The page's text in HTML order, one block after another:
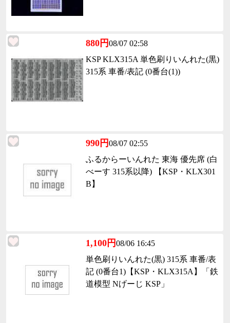
880円08/07 02:58
KSP KLX315A 単色刷りいんれた(黒)
315系 車番/表記 (0番台(1))
990円08/07 02:55
ふるからーいんれた 東海 優先席 (白
べーす 315系以降) 【KSP・KLX301
B】
1,100円08/06 16:45
単色刷りいんれた(黒) 315系 車番/表
記 (0番台1)【KSP・KLX315A】「鉄
道模型 Nげーじ KSP」